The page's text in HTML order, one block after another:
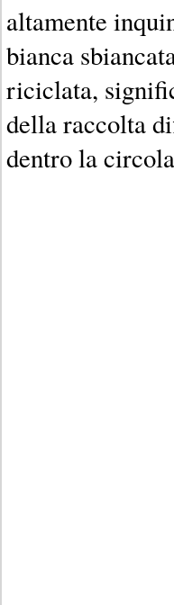
altamente
bianca
riciclata,
della raccolta
dentro la